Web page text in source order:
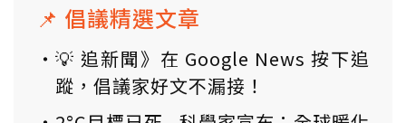
📌 倡議精選文章
💡 追新聞》在 Google News 按下追
蹤，倡議家好文不漏接！